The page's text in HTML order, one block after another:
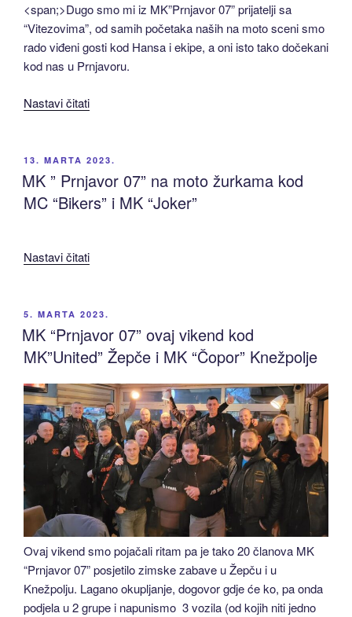
<span;>Dugo smo mi iz MK”Prnjavor 07” prijatelji sa
“Vitezovima”, od samih početaka naših na moto sceni smo
rado viđeni gosti kod Hansa i ekipe, a oni isto tako dočekani
kod nas u Prnjavoru.
Nastavi čitati“MK
u
Vitezu”
OBJAVLJENO
13. MARTA 2023.
MK ” Prnjavor 07” na moto žurkama kod
MC “Bikers” i MK “Joker”
Nastavi čitati“MK
07”
na
moto
žurkama
kod
MC
“Bikers”
i
MK
“Joker””
OBJAVLJENO
5. MARTA 2023.
MK “Prnjavor 07” ovaj vikend kod
MK”United” Žepče i MK “Čopor” Knežpolje
Ovaj vikend smo pojačali ritam pa je tako 20 članova MK
“Prnjavor 07” posjetilo zimske zabave u Žepču i u
Knežpolju. Lagano okupljanje, dogovor gdje će ko, pa onda
podjela u 2 grupe i napunismo 3 vozila (od kojih niti jedno